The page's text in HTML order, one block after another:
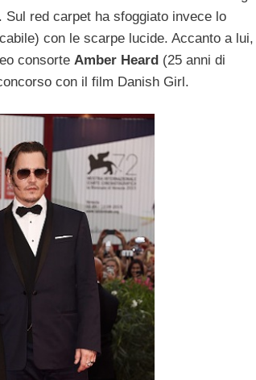
Sul red carpet ha sfoggiato invece lo
con le scarpe lucide. Accanto a lui,
consorte Amber Heard (25 anni di
con il film Danish Girl.